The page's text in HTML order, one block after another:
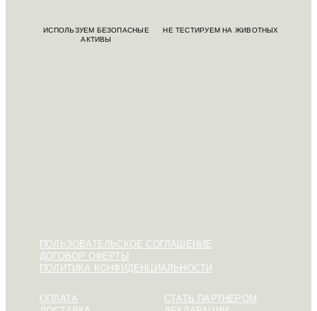
ИСПОЛЬЗУЕМ БЕЗОПАСНЫЕ
АКТИВЫ
НЕ ТЕСТИРУЕМ НА ЖИВОТНЫХ
ПОЛЬЗОВАТЕЛЬСКОЕ СОГЛАШЕНИЕ
ДОГОВОР ОФЕРТЫ
ПОЛИТИКА КОНФИДЕНЦИАЛЬНОСТИ
ОПЛАТА
СТАТЬ ПАРТНЕРОМ